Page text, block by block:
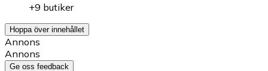
+9 butiker
Hoppa över innehållet
Annons
Annons
Ge oss feedback